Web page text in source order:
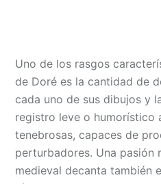
Uno de los rasgos
de Doré es la cantidad de
cada uno de sus dibujos y
registro leve o humorístico
tenebrosas, capaces de
perturbadores. Una pasión
medieval decanta también